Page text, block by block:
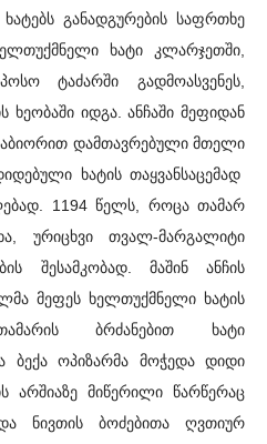
განადგურების საფრთხე
ხატი კლარჯეთში,
ტაძარში გადმოასვენეს,
იდგა. ანჩაში მეფიდან
დამთავრებული მთელი
ხატის თაყვანსაცემად
1194 წელს, როცა თამარ
ურიცხვი თვალ-მარგალიტი
შესამკობად. მაშინ ანჩის
მეფეს ხელთუქმნელი ხატის
ბრძანებით ხატი
ბექა ოპიზარმა მოჭედა დიდი
არშიაზე მიწერილი წარწერაც
და ნივთის ბოძებითა ღვთიურ